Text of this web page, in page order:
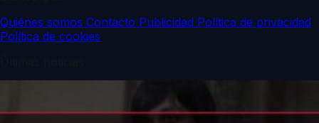
Quiénes somos Contacto Publicidad Política de privacidad
Política de cookies